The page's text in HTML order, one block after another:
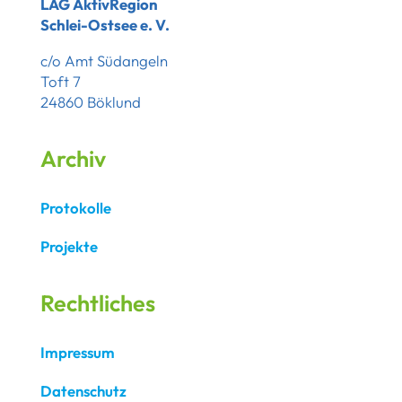
LAG AktivRegion
Schlei-Ostsee e. V.
c/o Amt Südangeln
Toft 7
24860 Böklund
Archiv
Protokolle
Projekte
Rechtliches
Impressum
Datenschutz